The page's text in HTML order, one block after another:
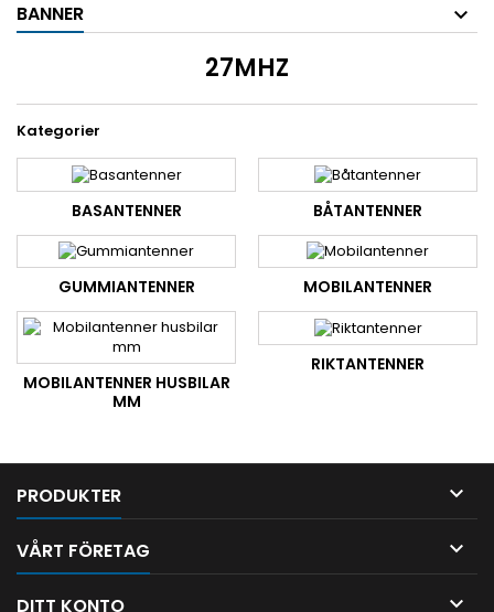
BANNER
27MHZ
Kategorier
BASANTENNER BÅTANTENNER
GUMMIANTENNER MOBILANTENNER
MOBILANTENNER HUSBILAR
MM
RIKTANTENNER
PRODUKTER 
VÅRT FÖRETAG 
DITT KONTO 